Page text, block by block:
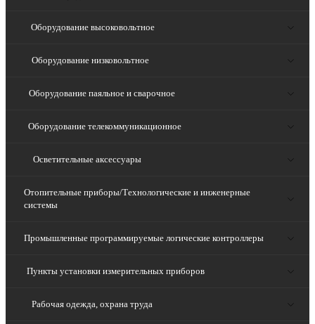
Оборудование высоковольтное
Оборудование низковольтное
Оборудование паяльное и сварочное
Оборудование телекоммуникационное
Осветительные аксессуары
Отопительные приборы/Технологические и инженерные
системы
Промышленные программируемые логические контроллеры
Пункты установки измерительных приборов
Рабочая одежда, охрана труда